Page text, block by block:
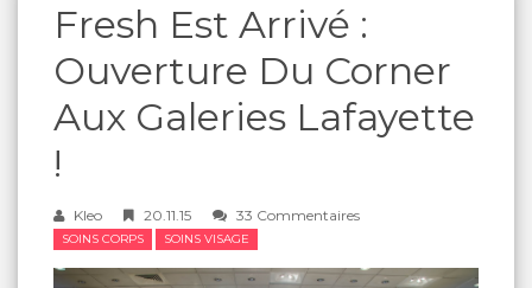
Fresh Est Arrivé :
Ouverture Du Corner
Aux Galeries Lafayette
!
Kleo 20.11.15 33 Commentaires
SOINS CORPS SOINS VISAGE